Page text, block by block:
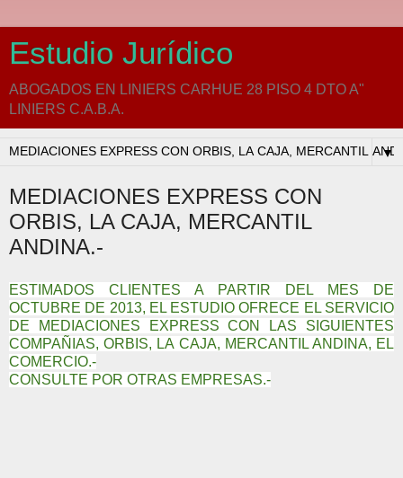
Estudio Jurídico
ABOGADOS EN LINIERS CARHUE 28 PISO 4 DTO A"
LINIERS C.A.B.A.
▼
MEDIACIONES EXPRESS CON
ORBIS, LA CAJA, MERCANTIL
ANDINA.-
ESTIMADOS CLIENTES A PARTIR DEL MES DE
OCTUBRE DE 2013, EL ESTUDIO OFRECE EL SERVICIO
DE MEDIACIONES EXPRESS CON LAS SIGUIENTES
COMPAÑIAS, ORBIS, LA CAJA, MERCANTIL ANDINA, EL
COMERCIO.-
CONSULTE POR OTRAS EMPRESAS.-